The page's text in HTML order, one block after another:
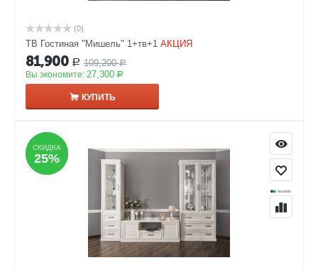
(0)
ТВ Гостиная "Мишель" 1+тв+1 АКЦИЯ
81,900 Р 109,200 Р
Вы экономите: 27,300 Р
КУПИТЬ
СКИДКА
25%
СКИДКА
25%